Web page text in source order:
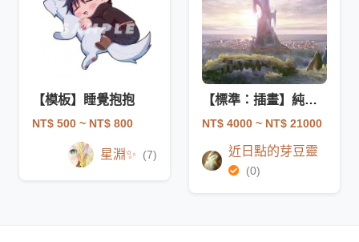
【模板】睡覺抱抱
NT$ 500 ~ NT$ 800
星淵✨ (7)
【標準：插畫】純場景（非商買斷）
NT$ 4000 ~ NT$ 21000
近日點的芽豆靈
(0)